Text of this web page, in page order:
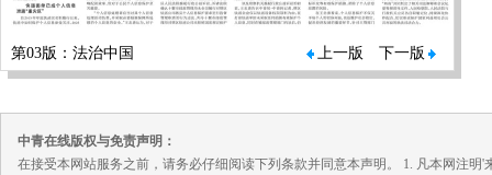
第03版：法治中国 上一版 下一版
中青在线版权与免责声明：
在接受本网站服务之前，请务必仔细阅读下列条款并同意本声明。 1. 凡本网注